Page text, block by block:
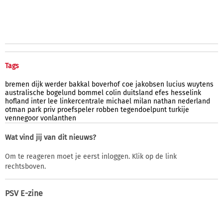
Tags
bremen dijk werder bakkal boverhof coe jakobsen lucius wuytens
australische bogelund bommel colin duitsland efes hesselink
hofland inter lee linkercentrale michael milan nathan nederland
otman park priv proefspeler robben tegendoelpunt turkije
vennegoor vonlanthen
Wat vind jij van dit nieuws?
Om te reageren moet je eerst inloggen. Klik op de link
rechtsboven.
PSV E-zine